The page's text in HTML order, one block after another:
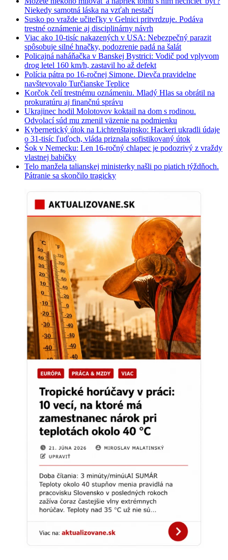
Niekedy samotná láska na vzťah nestačí
Susko po vražde učiteľky v Gelnici pritvrdzuje. Podáva
trestné oznámenie aj disciplinárny návrh
Viac ako 10-tisíc nakazených v USA: Nebezpečný parazit
spôsobuje silné hnačky, podozrenie padá na šalát
Policajná naháňačka v Banskej Bystrici: Vodič pod vplyvom
drog letel 160 km/h, zastavil ho až defekt
Polícia pátra po 16-ročnej Simone. Dievča pravidelne
navštevovalo Turčianske Teplice
Korčok čelí trestnému oznámeniu. Mladý Hlas sa obrátil na
prokuratúru aj finančnú správu
Ukrajinec hodil Molotovov koktail na dom s rodinou.
Odvolací súd mu zmenil väzenie na podmienku
Kybernetický útok na Lichtenštajnsko: Hackeri ukradli údaje
o 31-tisíc ľuďoch, vláda priznala sofistikovaný útok
Šok v Nemecku: Len 16-ročný chlapec je podozrivý z vraždy
vlastnej babičky
Telo manžela talianskej ministerky našli po piatich týždňoch.
Pátranie sa skončilo tragicky